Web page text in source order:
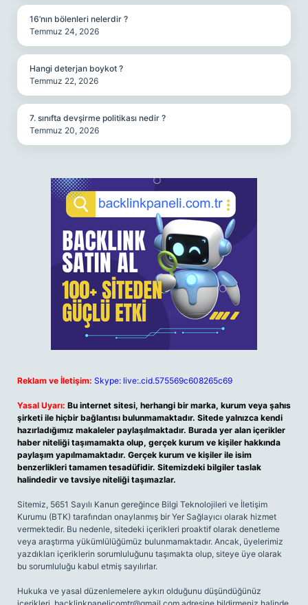
16’nın bölenleri nelerdir ?
Temmuz 24, 2026
Hangi deterjan boykot ?
Temmuz 22, 2026
7. sınıfta devşirme politikası nedir ?
Temmuz 20, 2026
Reklam ve İletişim: Skype: live:.cid.575569c608265c69
Yasal Uyarı: Bu internet sitesi, herhangi bir marka, kurum veya şahıs
şirketi ile hiçbir bağlantısı bulunmamaktadır. Sitede yalnızca kendi
hazırladığımız makaleler paylaşılmaktadır. Burada yer alan içerikler
haber niteliği taşımamakta olup, gerçek kurum ve kişiler hakkında
paylaşım yapılmamaktadır. Gerçek kurum ve kişiler ile isim
benzerlikleri tamamen tesadüfidir. Sitemizdeki bilgiler taslak
halindedir ve tavsiye niteliği taşımazlar.
Sitemiz, 5651 Sayılı Kanun gereğince Bilgi Teknolojileri ve İletişim
Kurumu (BTK) tarafından onaylanmış bir Yer Sağlayıcı olarak hizmet
vermektedir. Bu nedenle, sitedeki içerikleri proaktif olarak denetleme
veya araştırma yükümlülüğümüz bulunmamaktadır. Ancak, üyelerimiz
yazdıkları içeriklerin sorumluluğunu taşımakta olup, siteye üye olarak
bu sorumluluğu kabul etmiş sayılırlar.
Hukuka ve yasal düzenlemelere aykırı olduğunu düşündüğünüz